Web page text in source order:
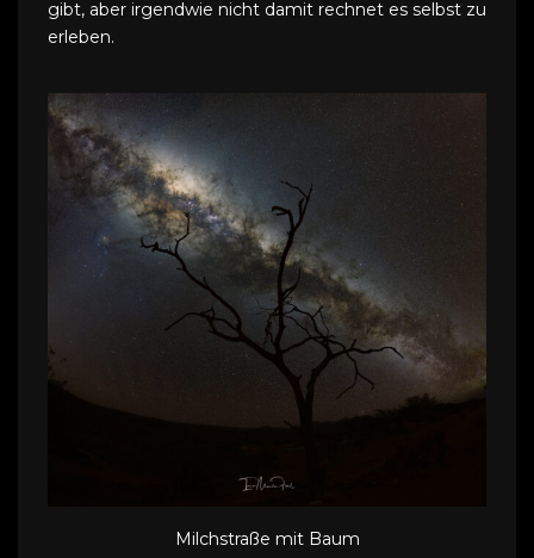
gibt, aber irgendwie nicht damit rechnet es selbst zu
erleben.
Milchstraße mit Baum